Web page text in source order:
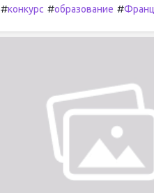
#конкурс #образование #